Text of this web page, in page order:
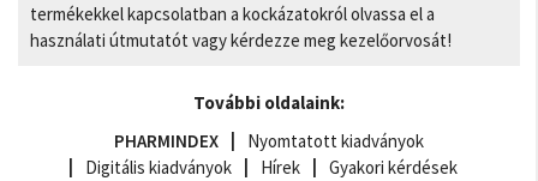
termékekkel kapcsolatban a kockázatokról olvassa el a
használati útmutatót vagy kérdezze meg kezelőorvosát!
További oldalaink:
PHARMINDEX
Nyomtatott kiadványok
Digitális kiadványok
Hírek Gyakori kérdések